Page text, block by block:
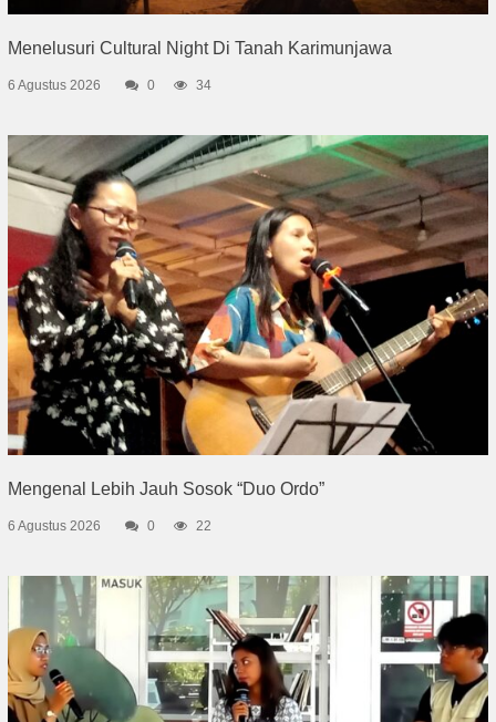
Menelusuri Cultural Night Di Tanah Karimunjawa
6 Agustus 2026 0 34
Mengenal Lebih Jauh Sosok “Duo Ordo”
6 Agustus 2026 0 22